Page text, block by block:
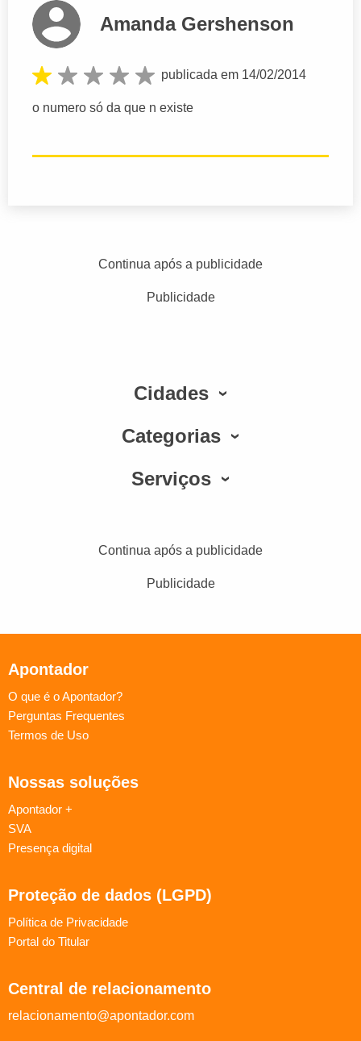
Amanda Gershenson
publicada em 14/02/2014
o numero só da que n existe
Continua após a publicidade
Publicidade
Cidades
Categorias
Serviços
Continua após a publicidade
Publicidade
Apontador
O que é o Apontador?
Perguntas Frequentes
Termos de Uso
Nossas soluções
Apontador +
SVA
Presença digital
Proteção de dados (LGPD)
Política de Privacidade
Portal do Titular
Central de relacionamento
relacionamento@apontador.com